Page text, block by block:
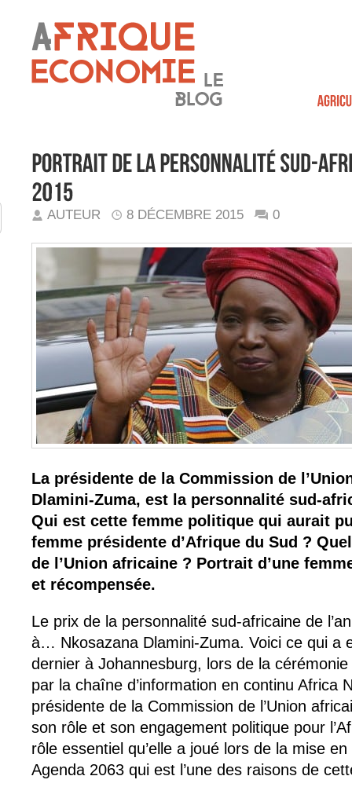
AUTEUR 8 DÉCEMBRE 2015 0
La présidente de la Commission de
Dlamini-Zuma, est la personnalité sud-
Qui est cette femme politique qui aurait
femme présidente d’Afrique du Sud ?
de l’Union africaine ? Portrait d’une
et récompensée.
Le prix de la personnalité sud-africaine de
à… Nkosazana Dlamini-Zuma. Voici ce qui a
dernier à Johannesburg, lors de la cérémonie
par la chaîne d’information en continu Africa
présidente de la Commission de l’Union
son rôle et son engagement politique pour
rôle essentiel qu’elle a joué lors de la mise
Agenda 2063 qui est l’une des raisons de